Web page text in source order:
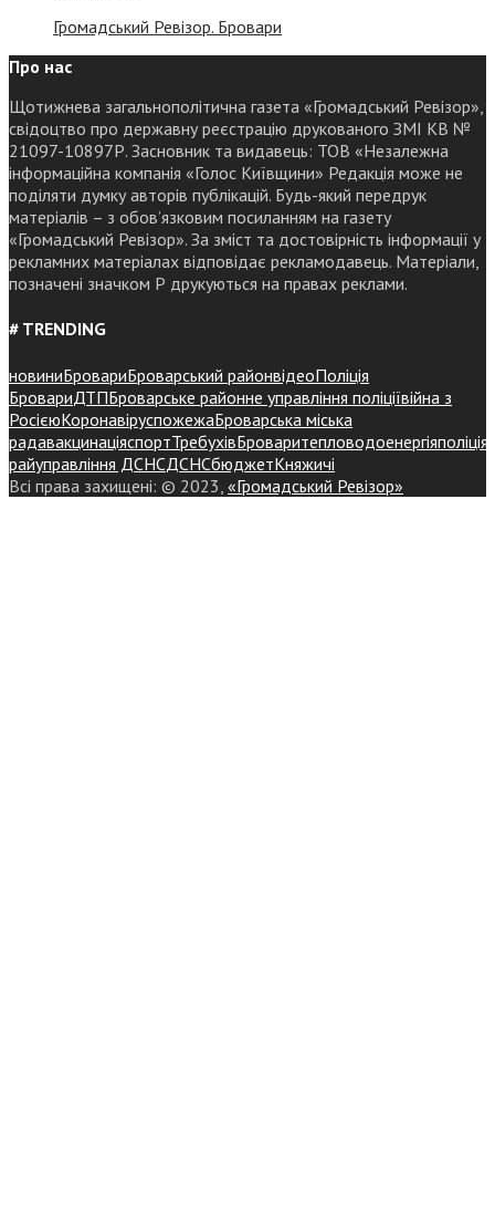
Громадський Ревізор. Бровари
Про нас
Щотижнева загальнополітична газета «Громадський Ревізор»,
свідоцтво про державну реєстрацію друкованого ЗМІ КВ №
21097-10897Р. Засновник та видавець: ТОВ «Незалежна
інформаційна компанія «Голос Київщини» Редакція може не
поділяти думку авторів публікацій. Будь-який передрук
матеріалів – з обов’язковим посиланням на газету
«Громадський Ревізор». За зміст та достовірність інформації у
рекламних матеріалах відповідає рекламодавець. Матеріали,
позначені значком Р друкуються на правах реклами.
# TRENDING
новиниБровариБроварський районвідеоПоліція
БровариДТПБроварське районне управління поліціївійна з
РосієюКоронавіруспожежаБроварська міська
радавакцинаціяспортТребухівБроваритепловодоенергіяполіція
райуправління ДСНСДСНСбюджетКняжичі
Всі права захищені: © 2023, «Громадський Ревізор»